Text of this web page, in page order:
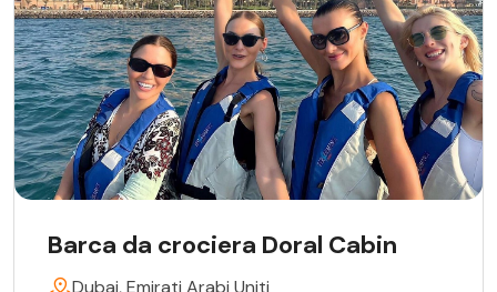
Barca da crociera Doral Cabin
Dubai, Emirati Arabi Uniti